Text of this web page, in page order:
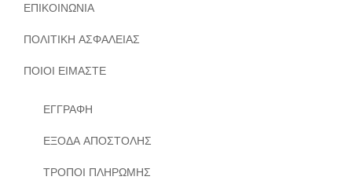
ΕΠΙΚΟΙΝΩΝΙΑ
ΠΟΛΙΤΙΚΗ ΑΣΦΑΛΕΙΑΣ
ΠΟΙΟΙ ΕΙΜΑΣΤΕ
ΕΓΓΡΑΦΗ
ΕΞΟΔΑ ΑΠΟΣΤΟΛΗΣ
ΤΡΟΠΟΙ ΠΛΗΡΩΜΗΣ